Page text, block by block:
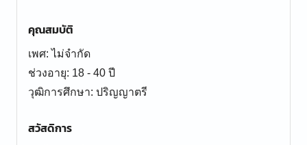
คุณสมบัติ
เพศ: ไม่จำกัด
ช่วงอายุ: 18 - 40 ปี
สวัสดิการ